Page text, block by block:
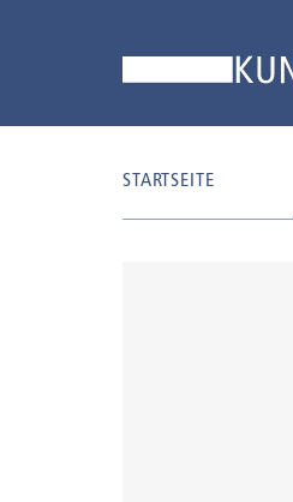
STARTSEITE